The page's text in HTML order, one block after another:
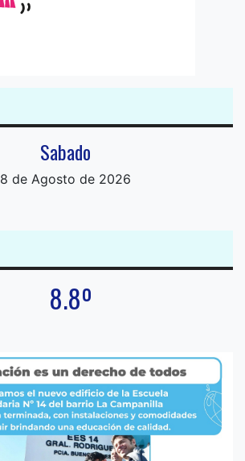
Sabado
8 de Agosto de 2026
8.8º